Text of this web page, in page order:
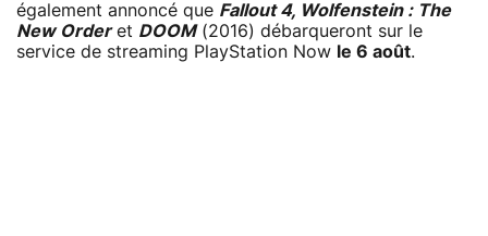
également annoncé que Fallout 4, Wolfenstein : The
New Orderet DOOM(2016) débarqueront sur le
service de streaming PlayStation Now le 6 août.